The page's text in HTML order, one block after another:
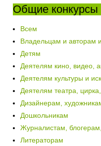
Общие конкурсы
Всем
Владельцам и авторам
Детям
Деятелям кино, видео,
Деятелям культуры и
Деятелям театра,
Дизайнерам,
Дошкольникам
Журналистам,
Литераторам